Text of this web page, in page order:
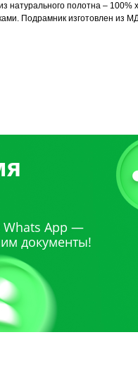
полотна – 100%
Подрамник изготовлен
Whats App —
документы!